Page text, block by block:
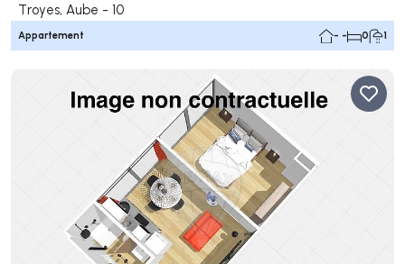
Troyes, Aube - 10
Appartement - - 0 1